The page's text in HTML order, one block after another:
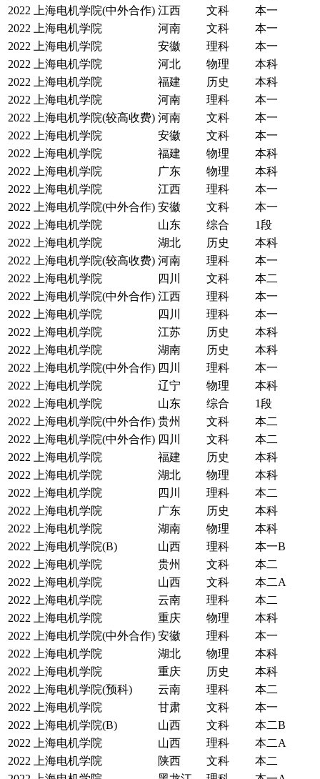
2022
上海电机学院(中外合作) 江西 文科
本一
2022
上海电机学院 河南 文科
本一
2022
上海电机学院 安徽 理科
本一
2022
上海电机学院 河北 物理
本科
2022
上海电机学院 福建 历史
本科
2022
上海电机学院 河南 理科
本一
2022
上海电机学院(较高收费) 河南 文科
本一
2022
上海电机学院 安徽 文科
本一
2022
上海电机学院 福建 物理
本科
2022
上海电机学院 广东 物理
本科
2022
上海电机学院 江西 理科
本一
2022
上海电机学院(中外合作) 安徽 文科
本一
2022
上海电机学院 山东 综合
1段
2022
上海电机学院 湖北 历史
本科
2022
上海电机学院(较高收费) 河南 理科
本一
2022
上海电机学院 四川 文科
本二
2022
上海电机学院(中外合作) 江西 理科
本一
2022
上海电机学院 四川 理科
本一
2022
上海电机学院 江苏 历史
本科
2022
上海电机学院 湖南 历史
本科
2022
上海电机学院(中外合作) 四川 理科
本一
2022
上海电机学院 辽宁 物理
本科
2022
上海电机学院 山东 综合
1段
2022
上海电机学院(中外合作) 贵州 文科
本二
2022
上海电机学院(中外合作) 四川 文科
本二
2022
上海电机学院 福建 历史
本科
2022
上海电机学院 湖北 物理
本科
2022
上海电机学院 四川 理科
本二
2022
上海电机学院 广东 历史
本科
2022
上海电机学院 湖南 物理
本科
2022
上海电机学院(B) 山西 理科
本一B
2022
上海电机学院 贵州 文科
本二
2022
上海电机学院 山西 文科
本二A
2022
上海电机学院 云南 理科
本二
2022
上海电机学院 重庆 物理
本科
2022
上海电机学院(中外合作) 安徽 理科
本一
2022
上海电机学院 湖北 物理
本科
2022
上海电机学院 重庆 历史
本科
2022
上海电机学院(预科) 云南 理科
本二
2022
上海电机学院 甘肃 文科
本一
2022
上海电机学院(B) 山西 文科
本二B
2022
上海电机学院 山西 理科
本二A
2022
上海电机学院 陕西 文科
本二